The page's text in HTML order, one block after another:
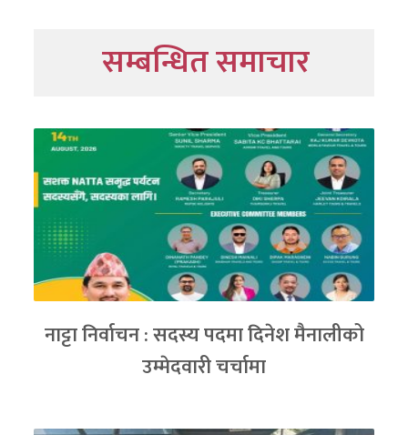
सम्बन्धित समाचार
नाट्टा निर्वाचन : सदस्य पदमा दिनेश मैनालीको
उम्मेदवारी चर्चामा